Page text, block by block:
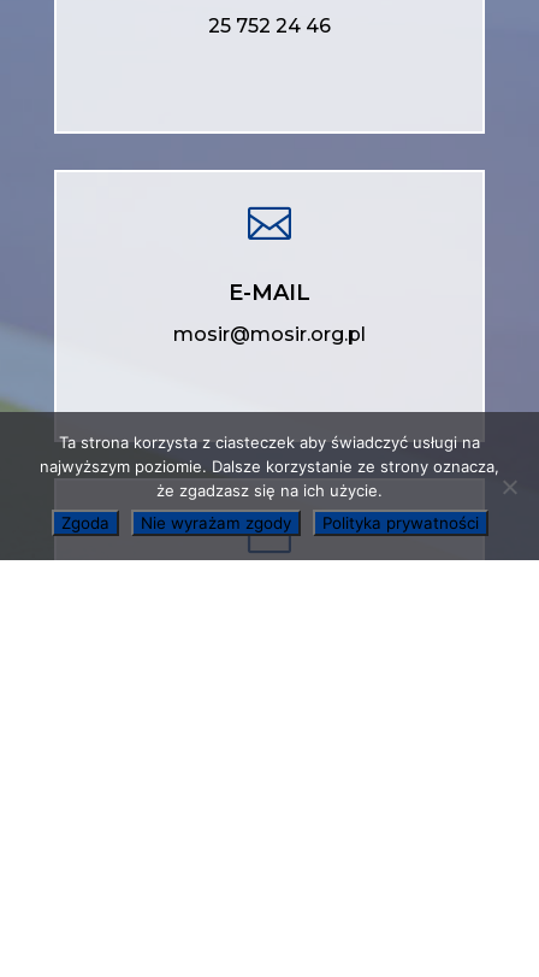
25 752 24 46

E-MAIL
mosir@mosir.org.pl

Ta strona korzysta z ciasteczek aby świadczyć usługi na
najwyższym poziomie. Dalsze korzystanie ze strony oznacza,
że zgadzasz się na ich użycie.
Zgoda
Nie wyrażam zgody Polityka prywatności